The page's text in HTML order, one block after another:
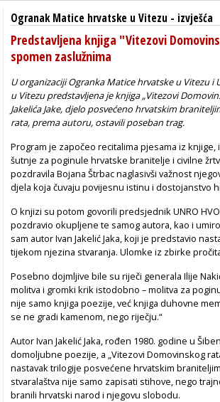
Ogranak Matice hrvatske u Vitezu - izvješća
Predstavljena knjiga "Vitezovi
spomen zaslužnima
U organizaciji Ogranka Matice hrvatske u Vitezu i
u Vitezu predstavljena je knjiga „Vitezovi
Jakelića Jake, djelo posvećeno hrvatskim
rata, prema autoru, ostavili poseban trag.
Program je započeo recitalima pjesama iz
šutnje za poginule hrvatske branitelje i civilne
pozdravila Bojana Štrbac naglasivši važnost
djela koja čuvaju povijesnu istinu i dostojanstvo
O knjizi su potom govorili predsjednik UNRO
pozdravio okupljene te samog autora, kao i
sam autor Ivan Jakelić Jaka, koji je predstavio
tijekom njezina stvaranja. Ulomke iz zbirke
Posebno dojmljive bile su riječi generala Ilije
molitva i gromki krik istodobno – molitva za
nije samo knjiga poezije, već knjiga duhovne
se ne gradi kamenom, nego riječju.“
Autor Ivan Jakelić Jaka, rođen 1980. godine u
domoljubne poezije, a „Vitezovi Domovinskog
nastavak trilogije posvećene hrvatskim
stvaralaštva nije samo zapisati stihove, nego
branili hrvatski narod i njegovu slobodu.